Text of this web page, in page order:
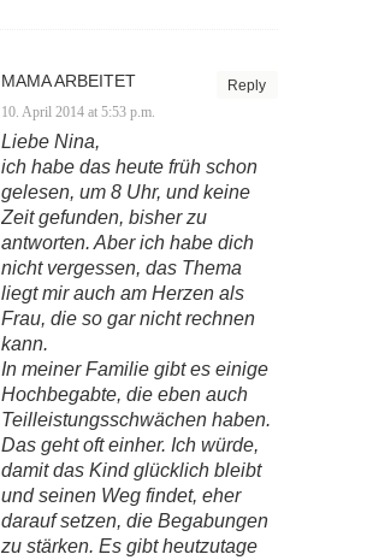
Reply
MAMA ARBEITET
10. April 2014 at 5:53 p.m.
Liebe Nina,
ich habe das heute früh schon
gelesen, um 8 Uhr, und keine
Zeit gefunden, bisher zu
antworten. Aber ich habe dich
nicht vergessen, das Thema
liegt mir auch am Herzen als
Frau, die so gar nicht rechnen
kann.
In meiner Familie gibt es einige
Hochbegabte, die eben auch
Teilleistungsschwächen haben.
Das geht oft einher. Ich würde,
damit das Kind glücklich bleibt
und seinen Weg findet, eher
darauf setzen, die Begabungen
zu stärken. Es gibt heutzutage